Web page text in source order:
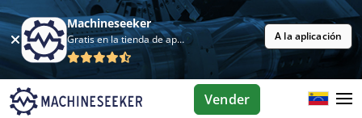
Machineseeker
Gratis en la tienda de aplicaciones A la aplicación
Vender